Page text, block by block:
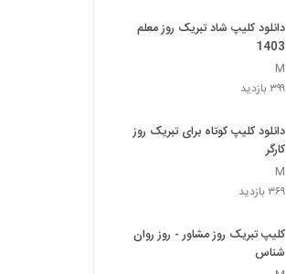
دانلود کلیپ شاد تبریک روز معلم
1403
M
۳۹۹ بازدید
دانلود کلیپ کوتاه برای تبریک روز
کارگر
M
۳۶۹ بازدید
کلیپ تبریک روز مشاور - روز روان
شناس